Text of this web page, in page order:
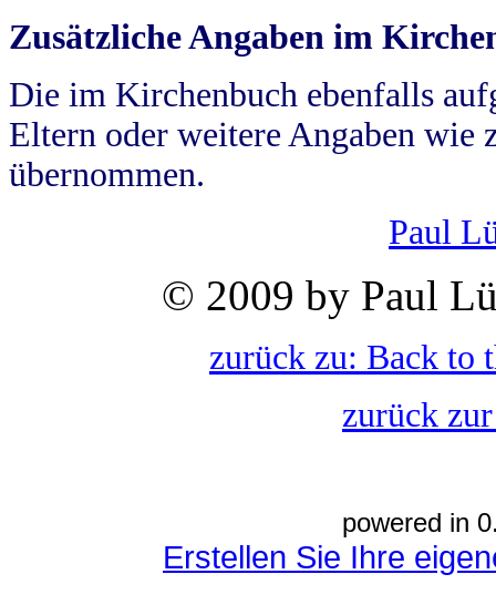
Zusätzliche Angaben im
Die im Kirchenbuch ebenfalls
Eltern oder weitere Angaben wie
übernommen.
Paul
© 2009 by Paul
zurück zu: Back to
zurück
powered in
Erstellen Sie Ihre